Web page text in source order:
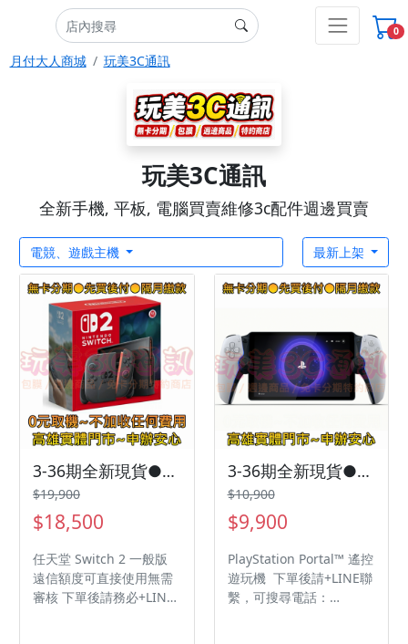
0
月付大人商城 玩美3C通訊
玩美3C通訊
全新手機, 平板, 電腦買賣維修3c配件週邊買賣
電競、遊戲主機 最新上架
3-36期全新現貨●任天堂 Switch 2 一般版
$19,900
$18,500
任天堂 Switch 2 一般版
遠信額度可直接使用無需
審核 下單後請務必+LINE
3-36期全新現貨●PlayStation Portal™ 遙控遊玩機
$10,900
$9,900
PlayStation Portal™ 遙控
遊玩機 下單後請+LINE聯
繫，可搜尋電話：